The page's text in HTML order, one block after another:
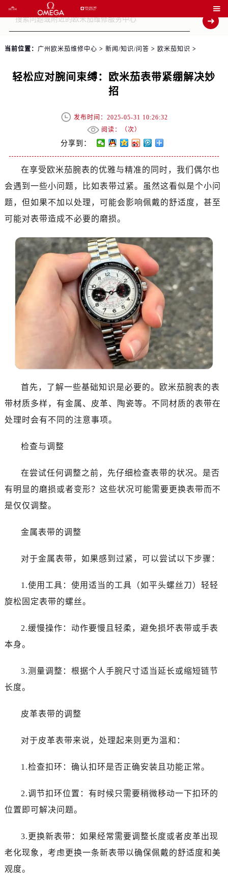

当前位置： 广州欧米茄维修中心 > 新闻/知识/问答 > 欧米茄知识 >
轻松应对腕间束缚：欧米茄表带紧绷解决妙
招
发布时间：2025-05-31 10:26:32
阅读：（次）
分享到：
在享受欧米茄腕表的优雅与精准的同时，我们偶尔也
会遇到一些小问题，比如表带过紧。虽然这看似是个小问
题，但如果不加以处理，可能会影响佩戴的舒适度，甚至
可能对表带造成不必要的磨损。
首先，了解一些基础知识是必要的。欧米茄腕表的表
带材质多样，有金属、皮革、陶瓷等。不同材质的表带在
处理时会有不同的注意事项。
检查与调整
在尝试任何调整之前，先仔细检查表带的状况。是否
有明显的磨损或者变形？这些状况可能需要更换表带而不
是仅仅调整。
金属表带的调整
对于金属表带，如果感到过紧，可以尝试以下步骤：
1.使用工具：使用适当的工具（如平头螺丝刀）轻轻
旋松固定表带的螺丝。
2.缓慢操作：动作要慢且轻柔，避免损坏表带或手表
本身。
3.测量调整：根据个人手腕尺寸适当延长或缩短链节
长度。
皮革表带的调整
对于皮革表带来说，处理起来则更为温和：
1.检查扣环：确认扣环是否正确安装且功能正常。
2.调节扣环位置：有时候只需要稍微移动一下扣环的
位置即可解决问题。
3.更换新表带：如果经常需要调整长度或者皮革出现
老化现象，考虑更换一条新表带以确保佩戴的舒适度和美
观度。